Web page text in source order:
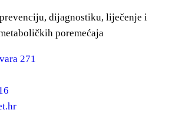
dijagnostiku, liječenje i
poremećaja
271